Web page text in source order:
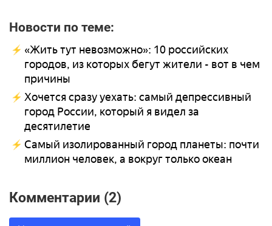
Новости по теме:
«Жить тут невозможно»: 10 российских
городов, из которых бегут жители - вот в чем
причины
Хочется сразу уехать: самый депрессивный
город России, который я видел за
десятилетие
Самый изолированный город планеты: почти
миллион человек, а вокруг только океан
Комментарии (2)